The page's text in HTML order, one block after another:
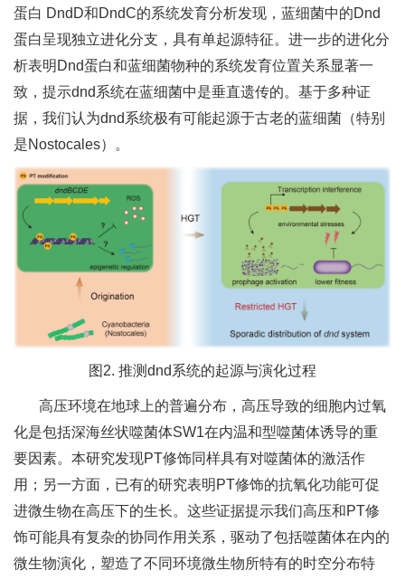
蛋白 DndD和DndC的系统发育分析发现，蓝细菌中的Dnd
蛋白呈现独立进化分支，具有单起源特征。进一步的进化分
析表明Dnd蛋白和蓝细菌物种的系统发育位置关系显著一
致，提示dnd系统在蓝细菌中是垂直遗传的。基于多种证
据，我们认为dnd系统极有可能起源于古老的蓝细菌（特别
是Nostocales）。
图2. 推测dnd系统的起源与演化过程
高压环境在地球上的普遍分布，高压导致的细胞内过氧
化是包括深海丝状噬菌体SW1在内温和型噬菌体诱导的重
要因素。本研究发现PT修饰同样具有对噬菌体的激活作
用；另一方面，已有的研究表明PT修饰的抗氧化功能可促
进微生物在高压下的生长。这些证据提示我们高压和PT修
饰可能具有复杂的协同作用关系，驱动了包括噬菌体在内的
微生物演化，塑造了不同环境微生物所特有的时空分布特